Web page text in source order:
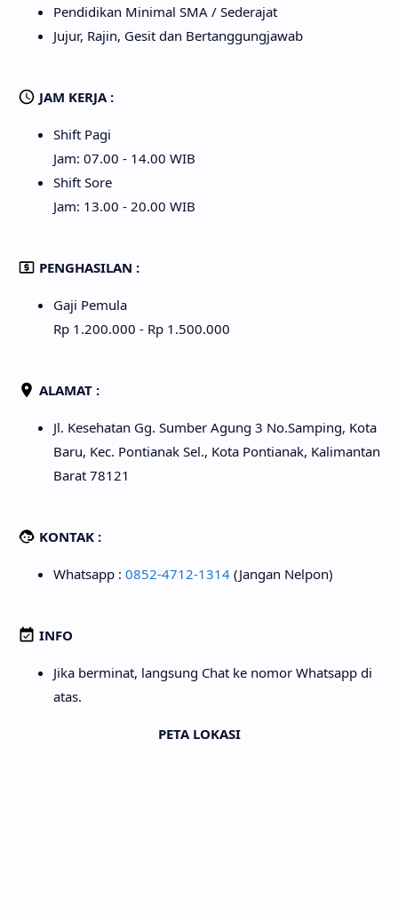
Pendidikan Minimal SMA / Sederajat
Jujur, Rajin, Gesit dan Bertanggungjawab
JAM KERJA :
Shift Pagi
Jam: 07.00 - 14.00 WIB
Shift Sore
Jam: 13.00 - 20.00 WIB
PENGHASILAN :
Gaji Pemula
Rp 1.200.000 - Rp 1.500.000
ALAMAT :
Jl. Kesehatan Gg. Sumber Agung 3 No.Samping, Kota
Baru, Kec. Pontianak Sel., Kota Pontianak, Kalimantan
Barat 78121
KONTAK :
Whatsapp : 0852-4712-1314 (Jangan Nelpon)
INFO
Jika berminat, langsung Chat ke nomor Whatsapp di
atas.
PETA LOKASI